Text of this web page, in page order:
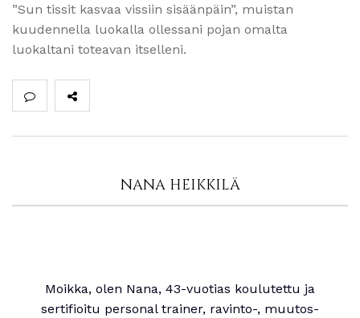
”Sun tissit kasvaa vissiin sisäänpäin”, muistan
kuudennella luokalla ollessani pojan omalta
luokaltani toteavan itselleni.
NANA HEIKKILÄ
Moikka, olen Nana, 43-vuotias koulutettu ja
sertifioitu personal trainer, ravinto-, muutos-